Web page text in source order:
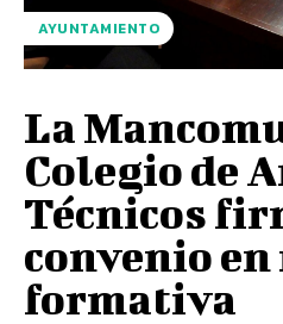
AYUNTAMIENTO
La
Colegio de
Técnicos
convenio
formativa